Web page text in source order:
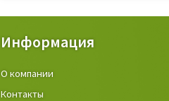
Крепёжные изделия и строительные
материалы
Информация
О компании
Контакты